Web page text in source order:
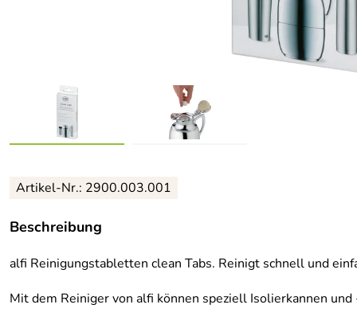
Artikel-Nr.: 2900.003.001
Beschreibung
alfi Reinigungstabletten clean Tabs. Reinigt schnell und
Mit dem Reiniger von alfi können speziell Isolierkannen